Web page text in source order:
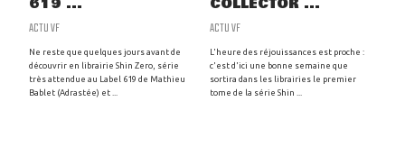
ACTU VF
Ne reste que quelques jours avant de
découvrir en librairie Shin Zero, série
très attendue au Label 619 de Mathieu
Bablet (Adrastée) et ...
ACTU VF
L'heure des réjouissances est proche :
c'est d'ici une bonne semaine que
sortira dans les librairies le premier
tome de la série Shin ...